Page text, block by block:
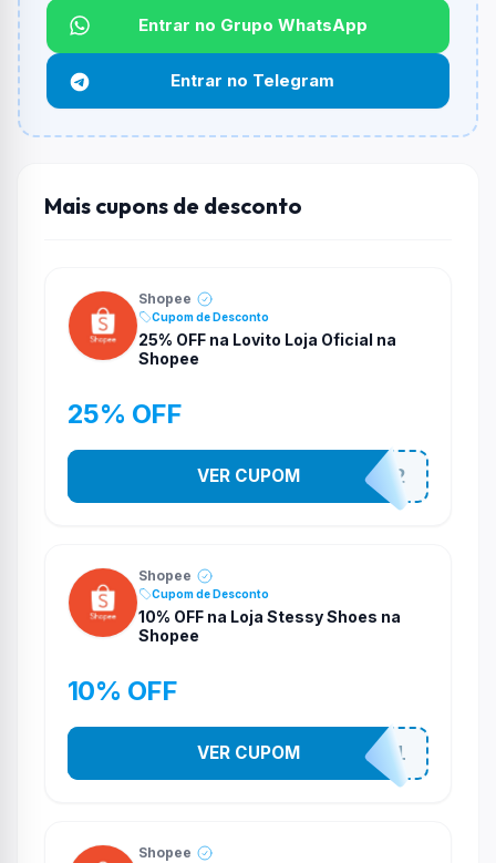
Funciona em qualquer produto?
Não necessariamente. Depende de itens participantes
e alguns vendedores ou produtos especificos podem
não aceitar cupons.
Entrar no Grupo WhatsApp
Entrar no Telegram
Mais cupons de desconto
Shopee
Cupom de Desconto
25% OFF na Lovito Loja Oficial na
Shopee
25% OFF
141525852
VER CUPOM
Shopee
Cupom de Desconto
10% OFF na Loja Stessy Shoes na
Shopee
10% OFF
STES2541
VER CUPOM
Shopee